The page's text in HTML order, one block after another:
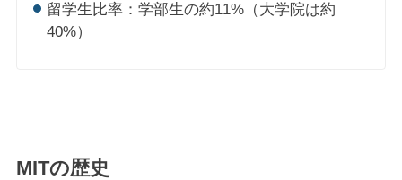
留学生比率：学部生の約11%（大学院は約
40%）
MITの歴史